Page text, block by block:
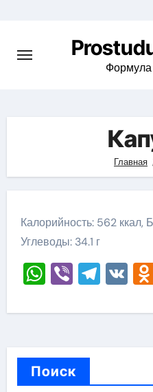
содержимому
Формула
Главная
Калорийность: 562 ккал,
Углеводы: 34.1 г
WhatsApp
Viber
Поиск